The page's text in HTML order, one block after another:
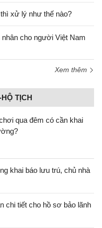
xử lý như thế nào?
cho người Việt Nam
Xem thêm
TỊCH
qua đêm có cần khai
khai báo lưu trú, chủ nhà
chi tiết cho hồ sơ bảo lãnh